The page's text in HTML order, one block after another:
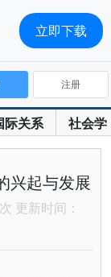
际关系 社会学
注册
兴起与发展
更新时间：
立即下载